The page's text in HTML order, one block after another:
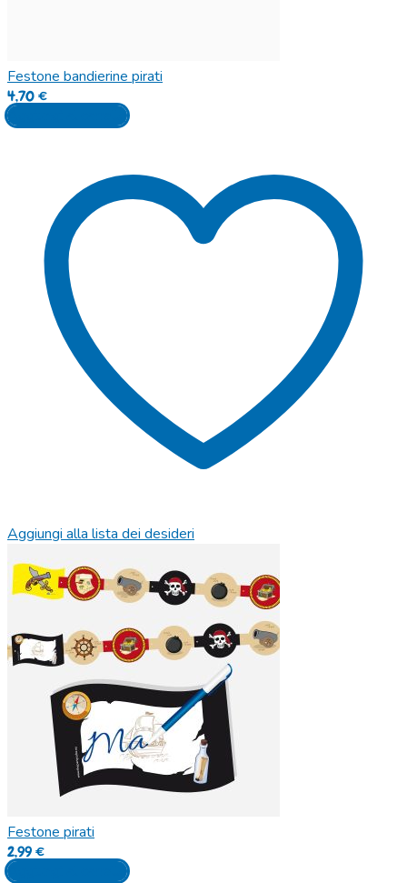
Festone bandierine pirati
4,70€
Aggiungi al carrello
Aggiungi alla lista dei desideri
Festone pirati
2,99€
Aggiungi al carrello